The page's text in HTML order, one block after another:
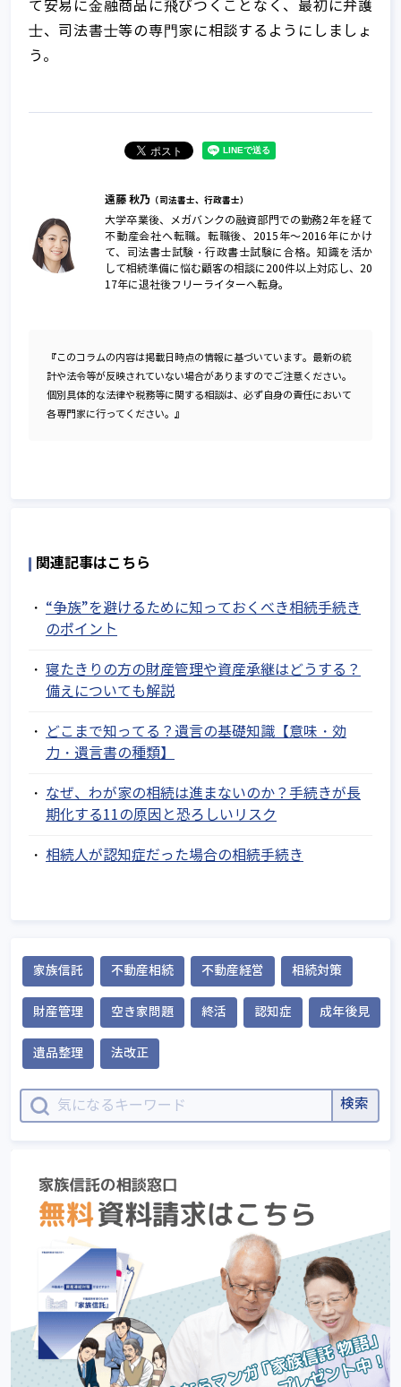
て安易に⾦融商品に⾶びつくことなく、最初に弁護
⼠、司法書⼠等の専⾨家に相談するようにしましょ
う。
遠藤 秋乃 （司法書士、行政書士）
大学卒業後、メガバンクの融資部門での勤務2年を経て
不動産会社へ転職。転職後、2015年～2016年にかけ
て、司法書士試験・行政書士試験に合格。知識を活か
して相続準備に悩む顧客の相談に200件以上対応し、20
17年に退社後フリーライターへ転身。
『このコラムの内容は掲載日時点の情報に基づいています。最新の統
計や法令等が反映されていない場合がありますのでご注意ください。
個別具体的な法律や税務等に関する相談は、必ず自身の責任において
各専門家に行ってください。』
関連記事はこちら
“争族”を避けるために知っておくべき相続手続き
のポイント
寝たきりの方の財産管理や資産承継はどうする？
備えについても解説
どこまで知ってる？遺言の基礎知識【意味・効
力・遺言書の種類】
なぜ、わが家の相続は進まないのか？手続きが長
期化する11の原因と恐ろしいリスク
相続人が認知症だった場合の相続手続き
家族信託 不動産相続 不動産経営 相続対策
財産管理 空き家問題 終活 認知症 成年後見
遺品整理 法改正